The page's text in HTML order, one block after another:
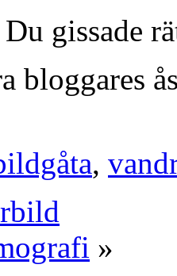
gissade
bloggares
,
»